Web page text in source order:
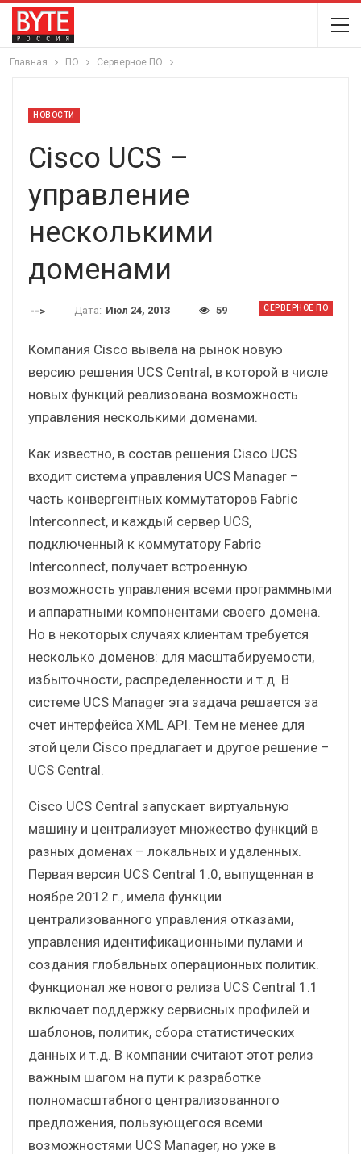
Главная ПО Серверное ПО
НОВОСТИ
Cisco UCS –
управление
несколькими
доменами
СЕРВЕРНОЕ ПО
--> Дата: Июл 24, 2013 59
Компания Cisco вывела на рынок новую
версию решения UCS Central, в которой в числе
новых функций реализована возможность
управления несколькими доменами.
Как известно, в состав решения Cisco UCS
входит система управления UCS Manager –
часть конвергентных коммутаторов Fabric
Interconnect, и каждый сервер UCS,
подключенный к коммутатору Fabric
Interconnect, получает встроенную
возможность управления всеми программными
и аппаратными компонентами своего домена.
Но в некоторых случаях клиентам требуется
несколько доменов: для масштабируемости,
избыточности, распределенности и т.д. В
системе UCS Manager эта задача решается за
счет интерфейса XML API. Тем не менее для
этой цели Cisco предлагает и другое решение –
UCS Central.
Cisco UCS Central запускает виртуальную
машину и централизует множество функций в
разных доменах – локальных и удаленных.
Первая версия UCS Central 1.0, выпущенная в
ноябре 2012 г., имела функции
централизованного управления отказами,
управления идентификационными пулами и
создания глобальных операционных политик.
Функционал же нового релиза UCS Central 1.1
включает поддержку сервисных профилей и
шаблонов, политик, сбора статистических
данных и т.д. В компании считают этот релиз
важным шагом на пути к разработке
полномасштабного централизованного
предложения, пользующегося всеми
возможностями UCS Manager, но уже в